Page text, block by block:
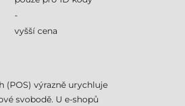
-
vyšší cena
(POS) výrazně urychluje
svobodě. U e-shopů